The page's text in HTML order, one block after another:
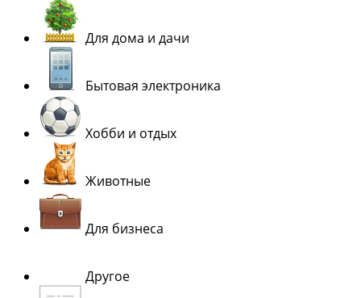
Для дома и дачи
Бытовая электроника
Хобби и отдых
Животные
Для бизнеса
Другое